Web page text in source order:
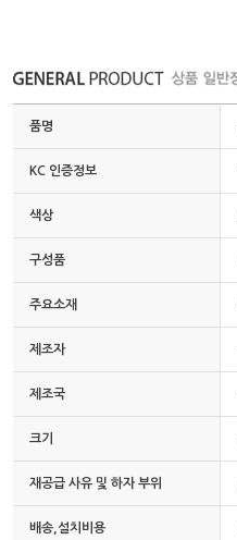
품명
KC 인증정보
색상
구성품
주요소재
제조자
제조국
크기
재공급 사유 및 하자 부위
배송,설치비용